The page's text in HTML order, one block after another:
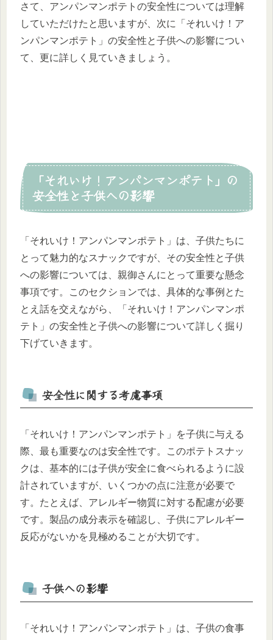
さて、アンパンマンポテトの安全性については理解
していただけたと思いますが、次に「それいけ！ア
ンパンマンポテト」の安全性と子供への影響につい
て、更に詳しく見ていきましょう。
「それいけ！アンパンマンポテト」の
安全性と子供への影響
「それいけ！アンパンマンポテト」は、子供たちに
とって魅力的なスナックですが、その安全性と子供
への影響については、親御さんにとって重要な懸念
事項です。このセクションでは、具体的な事例とた
とえ話を交えながら、「それいけ！アンパンマンポ
テト」の安全性と子供への影響について詳しく掘り
下げていきます。
安全性に関する考慮事項
「それいけ！アンパンマンポテト」を子供に与える
際、最も重要なのは安全性です。このポテトスナッ
クは、基本的には子供が安全に食べられるように設
計されていますが、いくつかの点に注意が必要で
す。たとえば、アレルギー物質に対する配慮が必要
です。製品の成分表示を確認し、子供にアレルギー
反応がないかを見極めることが大切です。
子供への影響
「それいけ！アンパンマンポテト」は、子供の食事